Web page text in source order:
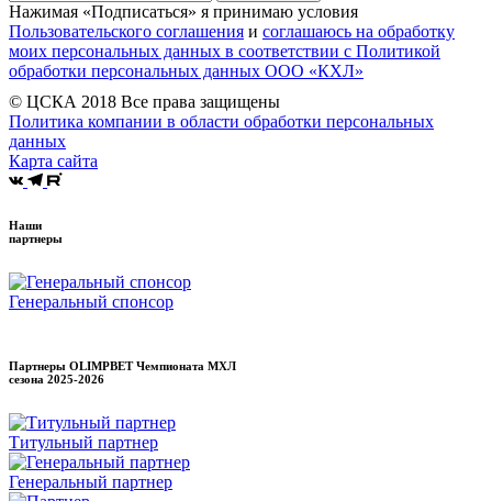
Нажимая «Подписаться» я принимаю условия
Пользовательского соглашения и соглашаюсь на обработку
моих персональных данных в соответствии с Политикой
обработки персональных данных ООО «КХЛ»
© ЦСКА 2018 Все права защищены
Политика компании в области обработки персональных
данных
Карта сайта
Наши
партнеры
Генеральный спонсор
Партнеры OLIMPBET Чемпионата МХЛ
сезона 2025-2026
Титульный партнер
Генеральный партнер